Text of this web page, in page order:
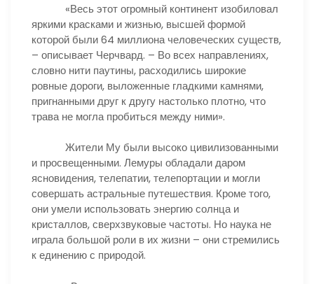
«Весь этот огромный континент изобиловал
яркими красками и жизнью, высшей формой
которой были 64 миллиона человеческих существ,
– описывает Черчвард. – Во всех направлениях,
словно нити паутины, расходились широкие
ровные дороги, выложенные гладкими камнями,
пригнанными друг к другу настолько плотно, что
трава не могла пробиться между ними».
Жители Му были высоко цивилизованными
и просвещенными. Лемуры обладали даром
ясновидения, телепатии, телепортации и могли
совершать астральные путешествия. Кроме того,
они умели использовать энергию солнца и
кристаллов, сверхзвуковые частоты. Но наука не
играла большой роли в их жизни – они стремились
к единению с природой.